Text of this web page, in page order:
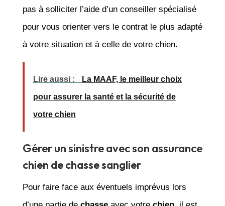
pas à solliciter l’aide d’un conseiller spécialisé
pour vous orienter vers le contrat le plus adapté
à votre situation et à celle de votre chien.
Lire aussi : La MAAF, le meilleur choix
pour assurer la santé et la sécurité de
votre chien
Gérer un sinistre avec son assurance
chien de chasse sanglier
Pour faire face aux éventuels imprévus lors